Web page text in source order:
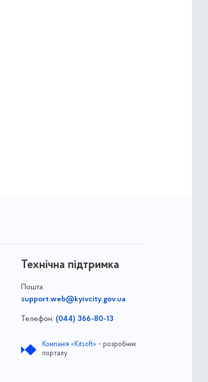
Технічна підтримка
Пошта:
support.web@kyivcity.gov.ua
Телефон: (044) 366-80-13
Компанія «Kitsoft» – розробник
порталу